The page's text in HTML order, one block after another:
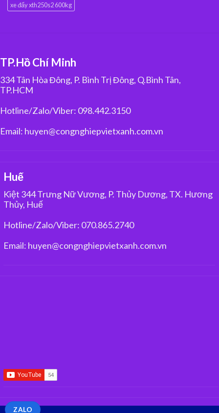
xe đẩy xth250s2 600kg
TP.Hồ Chí Minh
334 Tân Hòa Đông, P. Bình Trị Đông, Q.Bình Tân,
TP.HCM
Hotline/Zalo/Viber: 098.442.3150
Email: huyen@congnghiepvietxanh.com.vn
Huế
Kiệt 344 Trưng Nữ Vương, P. Thủy Dương, TX. Hương
Thủy, Huế
Hotline/Zalo/Viber: 070.865.2740
Email: huyen@congnghiepvietxanh.com.vn
ZALO